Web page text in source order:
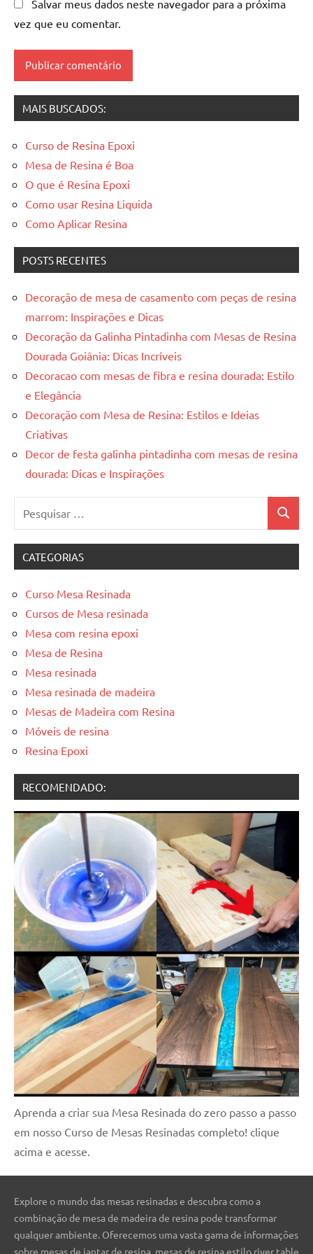
mesas
resinadas
Salvar meus dados neste navegador para a próxima
vez que eu comentar.
MAIS BUSCADOS:
Curso de Resina Epoxi
Mesa de Resina é Boa
O que é Resina Epoxi
Como usar Resina Liquida
Como Aplicar Resina
POSTS RECENTES
Decoração de mesa de casamento com peças de resina
marrom: Inspirações e Dicas
Decoração da Galinha Pintadinha com Mesas de Resina
Dourada Goiânia: Dicas Incríveis
Decoracao com mesas de fibra e resina dourada: Estilo
e Elegância
Decoração com Mesa de Resina: Estilos e Ideias
Criativas
Decor de festa galinha pintadinha com mesas de resina
dourada: Dicas e Inspirações
CATEGORIAS
Curso Mesa Resinada
Cursos de Mesa resinada
Mesa com resina epoxi
Mesa de Resina
Mesa resinada
Mesa resinada de madeira
Mesas de Madeira com Resina
Móveis de resina
Resina Epoxi
RECOMENDADO:
Aprenda a criar sua Mesa Resinada do zero passo a passo
em nosso Curso de Mesas Resinadas completo! clique
acima e acesse.
Explore o mundo das mesas resinadas e descubra como a
combinação de mesa de madeira de resina pode transformar
qualquer ambiente. Oferecemos uma vasta gama de informações
sobre mesas de jantar de resina, mesas de resina estilo river table